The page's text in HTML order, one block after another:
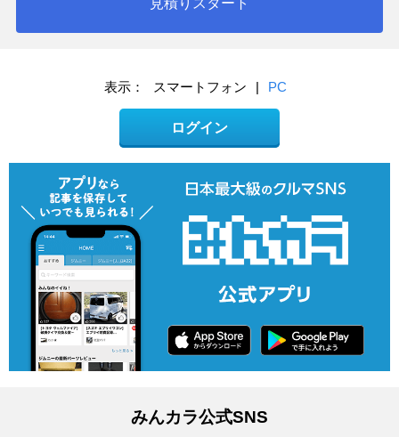
見積りスタート
表示： スマートフォン | PC
ログイン
みんカラ公式SNS